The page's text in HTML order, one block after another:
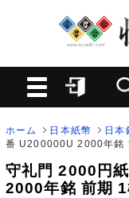
ホーム 日本紙幣 日本
番 U200000U 2000年銘
守礼門 2000円
2000年銘 前期